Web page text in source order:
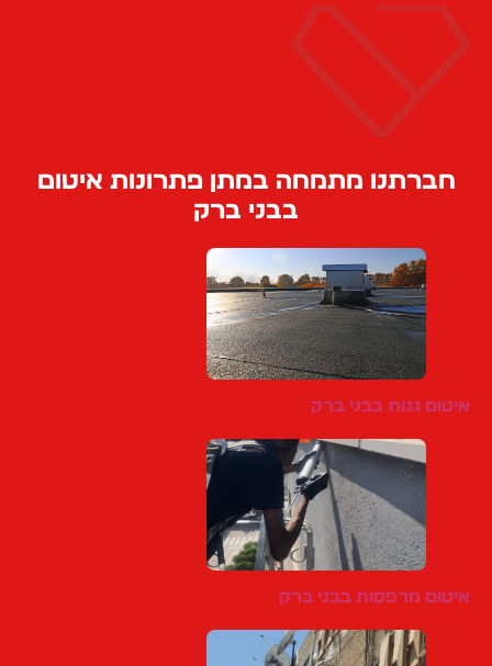
חברתנו מתמחה במתן פתרונות איטום
בבני ברק
איטום גגות בבני ברק
איטום מרפסות בבני ברק